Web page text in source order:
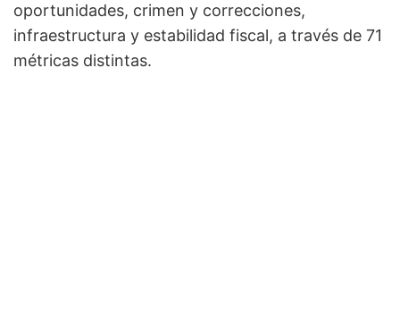
oportunidades, crimen y correcciones,
infraestructura y estabilidad fiscal, a través de 71
métricas distintas.